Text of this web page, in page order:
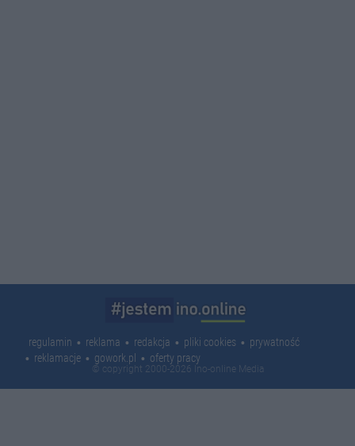
regulamin reklama redakcja pliki cookies
prywatność
reklamacje
gowork.pl oferty pracy
© copyright 2000-2026 Ino-online Media